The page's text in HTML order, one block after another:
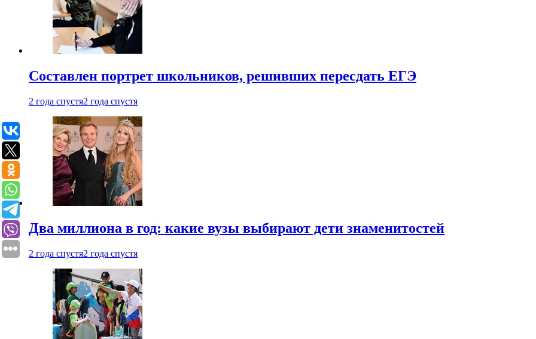
Составлен портрет школьников, решивших пересдать ЕГЭ
2 года спустя2 года спустя
Два миллиона в год: какие вузы выбирают дети знаменитостей
2 года спустя2 года спустя